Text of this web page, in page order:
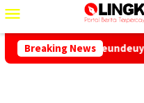
Mobile
Breaking News
di Desa Cipeundeuy